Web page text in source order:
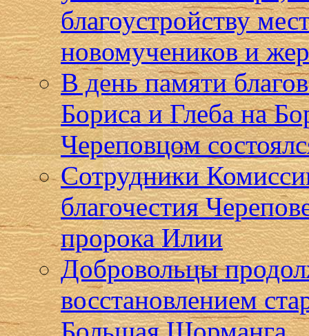
благоустройству
новомучеников и
В день памяти
Бориса и Глеба на
Череповцом
Сотрудники
благочестия
пророка Илии
Добровольцы
восстановлением